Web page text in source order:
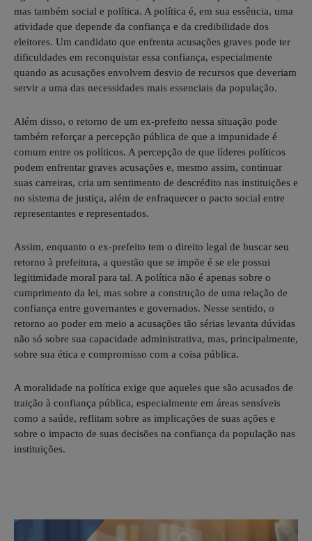
mas também social e política. A política é, em sua essência, uma
atividade que depende da confiança e da credibilidade dos
eleitores. Um candidato que enfrenta acusações graves pode ter
dificuldades em reconquistar essa confiança, especialmente
quando as acusações envolvem desvio de recursos que deveriam
servir a uma das necessidades mais essenciais da população.
Além disso, o retorno de um ex-prefeito nessa situação pode
também reforçar a percepção pública de que a impunidade é
comum entre os políticos. A percepção de que líderes políticos
podem enfrentar graves acusações e, mesmo assim, continuar
suas carreiras, cria um sentimento de descrédito nas instituições e
no sistema de justiça, além de enfraquecer o pacto social entre
representantes e representados.
Assim, enquanto o ex-prefeito tem o direito legal de buscar seu
retorno à prefeitura, a questão que se impõe é se ele possui
legitimidade moral para tal. A política não é apenas sobre o
cumprimento da lei, mas sobre a construção de uma relação de
confiança entre governantes e governados. Nesse sentido, o
retorno ao poder em meio a acusações tão sérias levanta dúvidas
não só sobre sua capacidade administrativa, mas, principalmente,
sobre sua ética e compromisso com a coisa pública.
A moralidade na política exige que aqueles que são acusados de
traição à confiança pública, especialmente em áreas sensíveis
como a saúde, reflitam sobre as implicações de suas ações e
sobre o impacto de suas decisões na confiança da população nas
instituições.